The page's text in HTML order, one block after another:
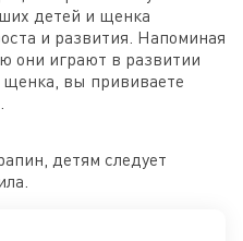
детей и щенка
и развития. Напоминая
они играют в развитии
щенка, вы прививаете
детям следует